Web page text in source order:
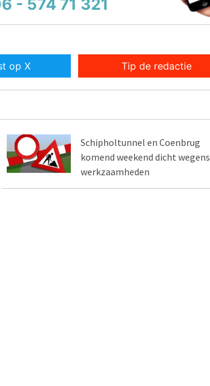
- 574 71 321
op X Tip de redactie
Schipholtunnel en Coenbrug
komend weekend dicht wegens
werkzaamheden